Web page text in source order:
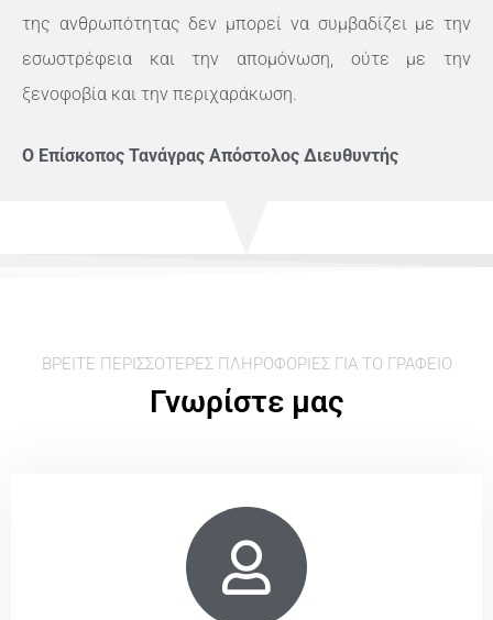
της ανθρωπότητας δεν μπορεί να συμβαδίζει με την
εσωστρέφεια και την απομόνωση, ούτε με την
ξενοφοβία και την περιχαράκωση.
Ο Επίσκοπος Τανάγρας Απόστολος Διευθυντής
ΒΡΕΊΤΕ ΠΕΡΙΣΣΌΤΕΡΕΣ ΠΛΗΡΟΦΟΡΊΕΣ ΓΙΑ ΤΟ ΓΡΑΦΕΊΟ
Γνωρίστε μας